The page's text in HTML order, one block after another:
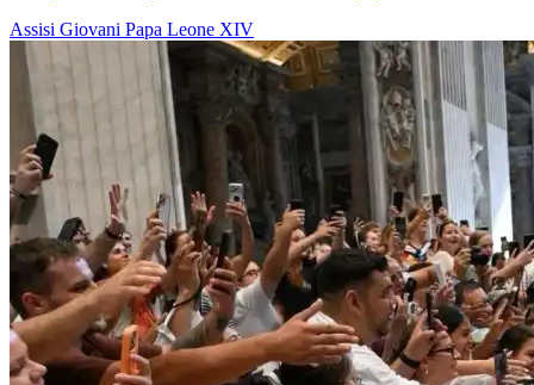
Assisi Giovani Papa Leone XIV